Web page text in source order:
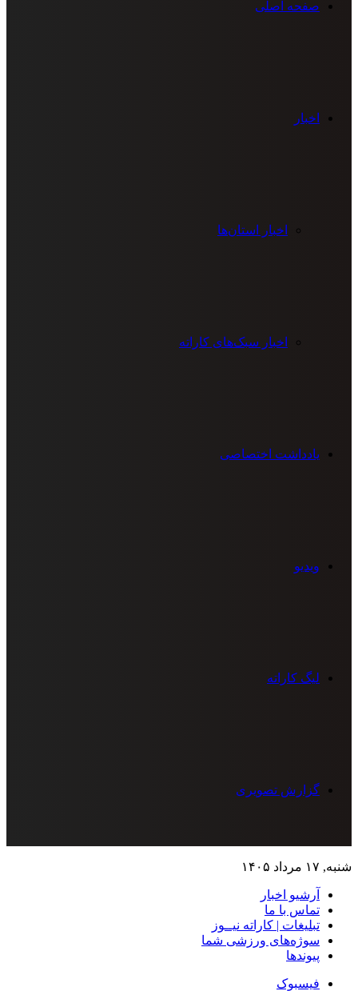
صفحه اصلی
اخبار
اخبار استان‌ها
اخبار سبک‌های کاراته
یادداشت اختصاصی
ویدیو
لیگ کاراته
گزارش تصویری
شنبه, ۱۷ مرداد ۱۴۰۵
آرشیو اخبار
تماس‌ با‌ ما
تبلیغات | کاراته نیــوز
سوژه‌های ورزشی شما
پیوندها
فیسبوک